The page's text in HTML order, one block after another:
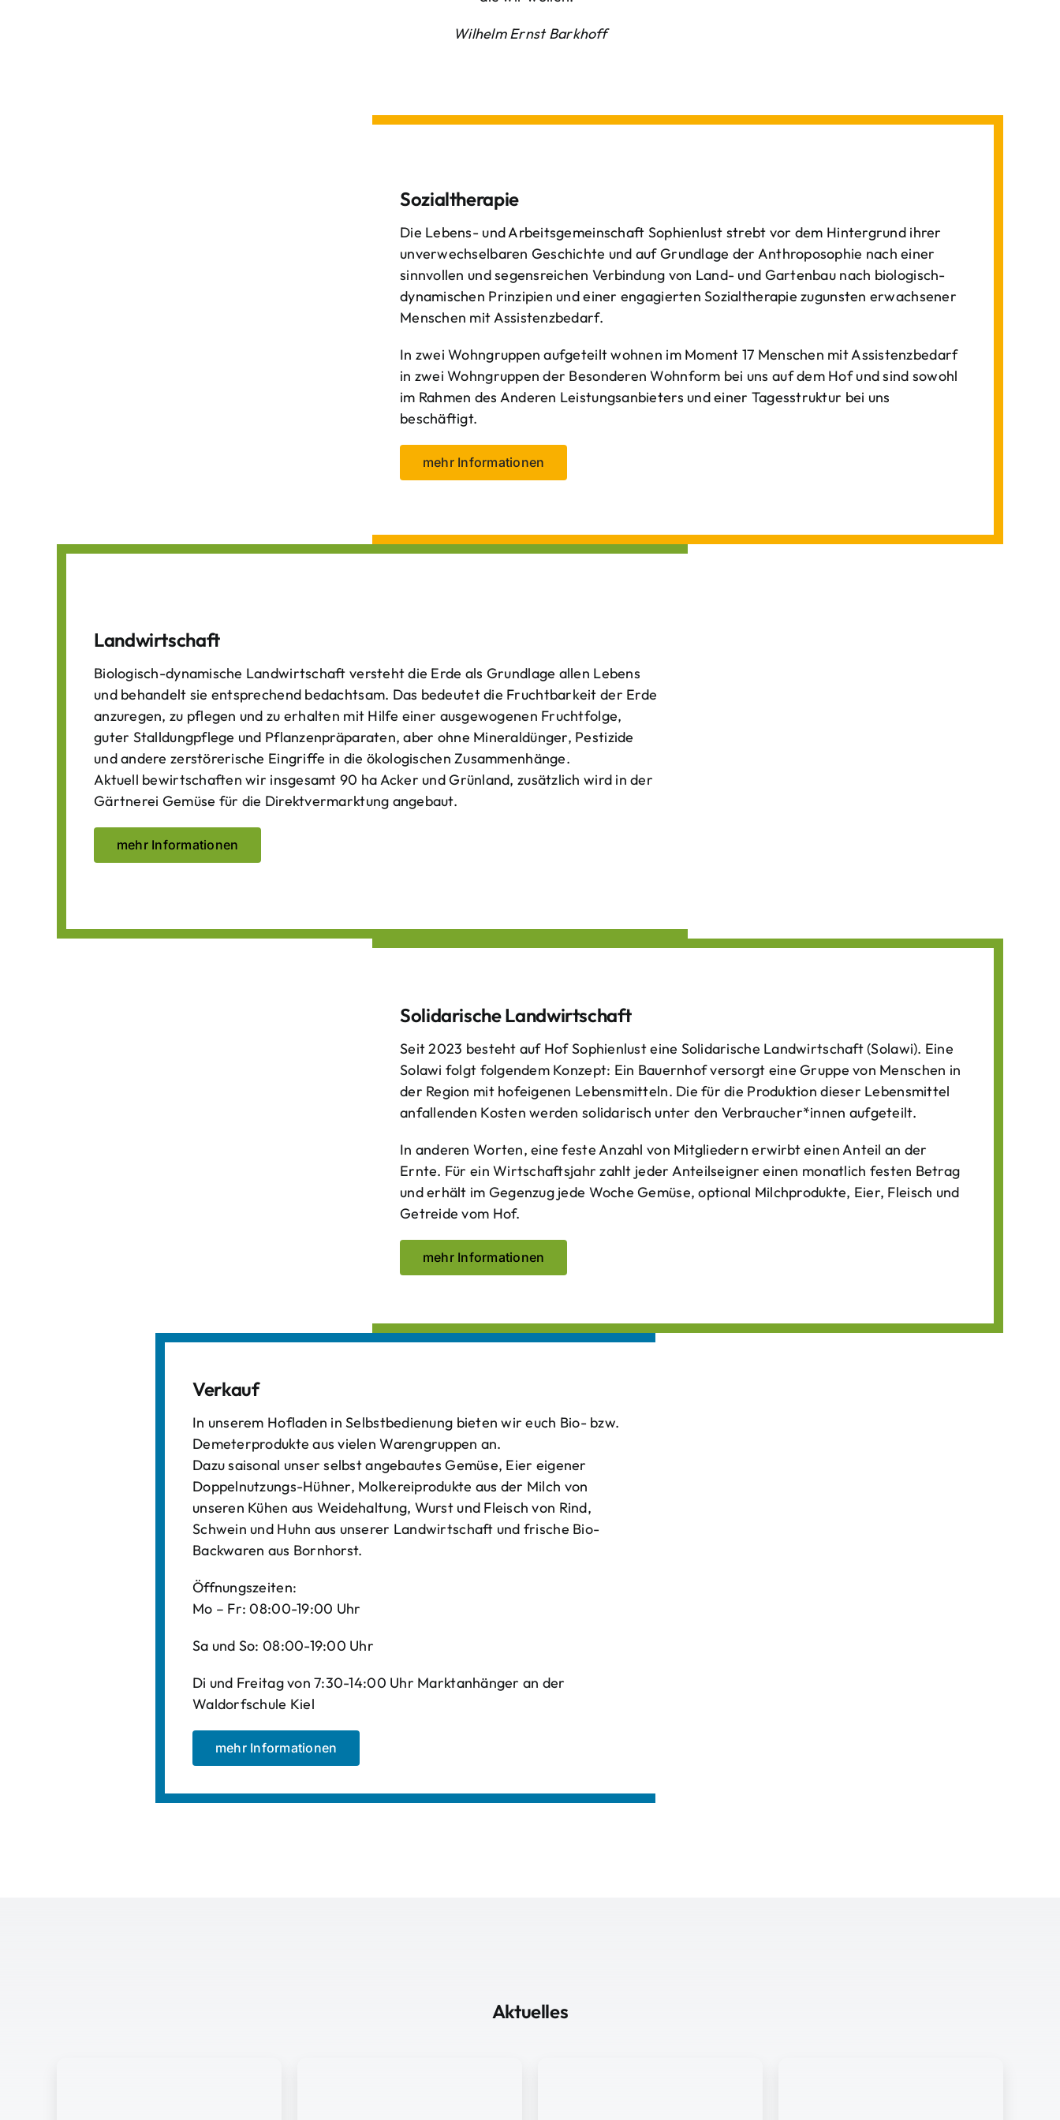
Wilhelm Ernst Barkhoff
Sozialtherapie
Die Lebens- und Arbeitsgemeinschaft Sophienlust strebt vor dem Hintergrund ihrer
unverwechselbaren Geschichte und auf Grundlage der Anthroposophie nach einer
sinnvollen und segensreichen Verbindung von Land- und Gartenbau nach biologisch-
dynamischen Prinzipien und einer engagierten Sozialtherapie zugunsten erwachsener
Menschen mit Assistenzbedarf.
In zwei Wohngruppen aufgeteilt wohnen im Moment 17 Menschen mit Assistenzbedarf
in zwei Wohngruppen der Besonderen Wohnform bei uns auf dem Hof und sind sowohl
im Rahmen des Anderen Leistungsanbieters und einer Tagesstruktur bei uns
beschäftigt.
mehr Informationen
Landwirtschaft
Biologisch-dynamische Landwirtschaft versteht die Erde als Grundlage allen Lebens
und behandelt sie entsprechend bedachtsam. Das bedeutet die Fruchtbarkeit der Erde
anzuregen, zu pflegen und zu erhalten mit Hilfe einer ausgewogenen Fruchtfolge,
guter Stalldungpflege und Pflanzenpräparaten, aber ohne Mineraldünger, Pestizide
und andere zerstörerische Eingriffe in die ökologischen Zusammenhänge.
Aktuell bewirtschaften wir insgesamt 90 ha Acker und Grünland, zusätzlich wird in der
Gärtnerei Gemüse für die Direktvermarktung angebaut.
mehr Informationen
Solidarische Landwirtschaft
Seit 2023 besteht auf Hof Sophienlust eine Solidarische Landwirtschaft (Solawi). Eine
Solawi folgt folgendem Konzept: Ein Bauern­hof versorgt eine Gruppe von Menschen in
der Region mit hof­eigenen Lebens­mitteln. Die für die Produktion dieser Lebens­mittel
anfallenden Kosten werden solidarisch unter den Verbraucher*­innen aufgeteilt.
In anderen Worten, eine feste Anzahl von Mitgliedern erwirbt einen Anteil an der
Ernte. Für ein Wirtschaftsjahr zahlt jeder Anteilseigner einen monatlich festen Betrag
und erhält im Gegenzug jede Woche Gemüse, optional Milchprodukte, Eier, Fleisch und
Getreide vom Hof.
mehr Informationen
Verkauf
In unserem Hofladen in Selbstbedienung bieten wir euch Bio- bzw.
Demeterprodukte aus vielen Warengruppen an.
Dazu saisonal unser selbst angebautes Gemüse, Eier eigener
Doppelnutzungs-Hühner, Molkereiprodukte aus der Milch von
unseren Kühen aus Weidehaltung, Wurst und Fleisch von Rind,
Schwein und Huhn aus unserer Landwirtschaft und frische Bio-
Backwaren aus Bornhorst.
Öffnungszeiten:
Mo – Fr: 08:00-19:00 Uhr
Sa und So: 08:00-19:00 Uhr
Di und Freitag von 7:30-14:00 Uhr Marktanhänger an der
Waldorfschule Kiel
mehr Informationen
Aktuelles